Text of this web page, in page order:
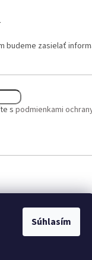
Súhlasím
budeme zasielať
spodmienkami